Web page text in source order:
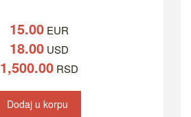
15.00EUR
18.00USD
1,500.00RSD
Dodaj u korpu